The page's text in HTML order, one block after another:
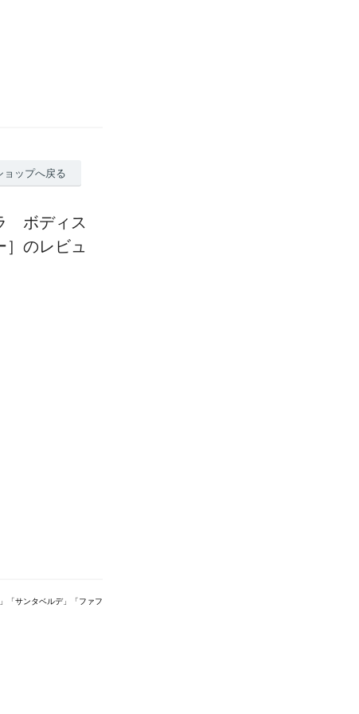
ョップへ戻る
ボディス
のレビュ
「サンタベルデ」「ファフ